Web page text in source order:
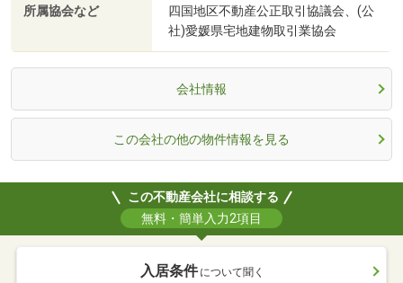
所属協会など
四国地区不動産公正取引協議会、(公
社)愛媛県宅地建物取引業協会
会社情報
この会社の他の物件情報を見る
この不動産会社に相談する
無料・簡単入力2項目
入居条件 について聞く